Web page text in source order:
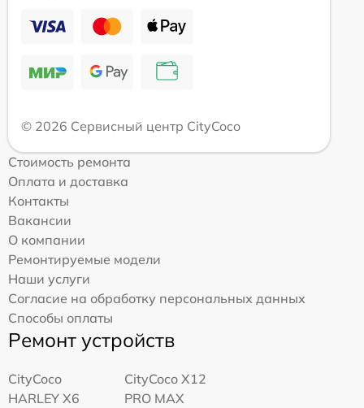
© 2026 Сервисный центр CityCoco
Стоимость ремонта
Оплата и доставка
Контакты
Вакансии
О компании
Ремонтируемые модели
Наши услуги
Согласие на обработку персональных данных
Способы оплаты
Ремонт устройств
CityCoco
HARLEY X6
CityCoco X12
PRO MAX